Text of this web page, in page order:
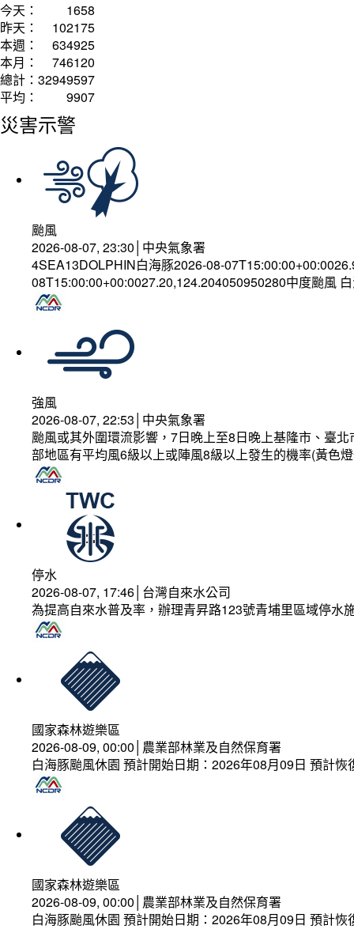
今天：
1658
昨天：
102175
本週：
634925
本月：
746120
總計： 32949597
平均：
9907
災害示警
颱風
2026-08-07, 23:30│中央氣象署
4SEA13DOLPHIN白海豚2026-08-
08T15:00:00+00:0027.20,124.204050950280中度颱風
強風
2026-08-07, 22:53│中央氣象署
颱風或其外圍環流影響，7日晚上至8日晚上基隆市、臺
部地區有平均風6級以上或陣風8級以上發生的機率(黃色
停水
2026-08-07, 17:46│台灣自來水公司
為提高自來水普及率，辦理青昇路123號青埔里區域停水
國家森林遊樂區
2026-08-09, 00:00│農業部林業及自然保育署
白海豚颱風休園 預計開始日期：2026年08月09日 預計
國家森林遊樂區
2026-08-09, 00:00│農業部林業及自然保育署
白海豚颱風休園 預計開始日期：2026年08月09日 預計